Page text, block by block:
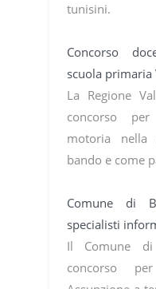
tunisini.
Concorso
scuola primaria
La Regione
concorso
motoria nella
bando e come
Comune di
specialisti
Il Comune
concorso